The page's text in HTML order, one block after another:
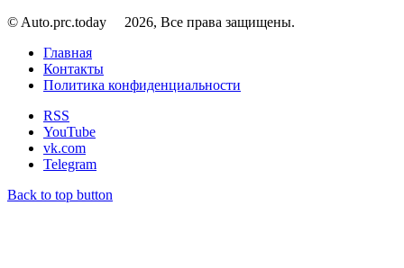
© Auto.prc.today
2026, Все права защищены.
Главная
Контакты
Политика конфиденциальности
RSS
YouTube
vk.com
Telegram
Back to top button